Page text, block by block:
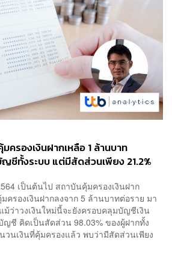
ครองเงินฝากเหลือ 1 ล้านบาท
ชีทั้งระบบ แต่มีสัดส่วนเพียง 21.2%
เป็นต้นไป สถาบันคุ้มครองเงินฝาก
ครองเงินฝากลงจาก 5 ล้านบาทต่อราย มา
ม้ว่าวงเงินใหม่นี้จะยังครอบคลุมบัญชีเงิน
ญชี คิดเป็นสัดส่วน 98.03% ของผู้ฝากทั้ง
วนเงินที่คุ้มครองแล้ว พบว่ามีสัดส่วนเพียง